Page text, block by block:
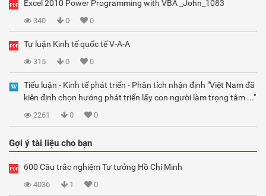
Excel 2010 Power Programming with VBA _John_1083
340 0 0
Tự luận Kinh tế quốc tế V-A-A
315 0 0
Tiểu luận - Kinh tế phát triển - Phân tích nhận định "Việt Nam đã
kiên định chọn hướng phát triển lấy con người làm trọng tâm ..."
2261 0 0
Gợi ý tài liệu cho bạn
600 Câu trắc nghiệm Tư tưởng Hồ Chí Minh
4036 1 0